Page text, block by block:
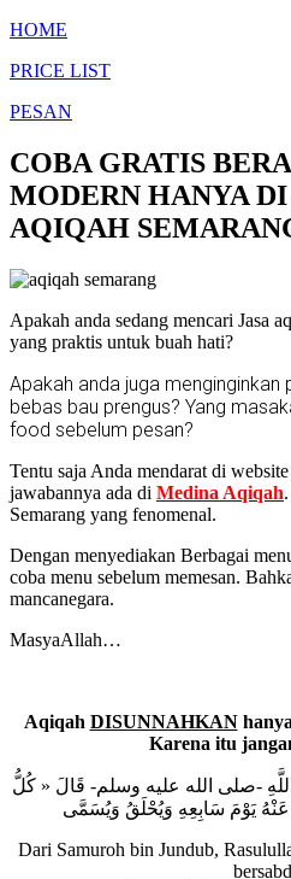
HOME
PRICE LIST
PESAN
COBA GRATIS
MODERN HANYA
AQIQAH
Apakah anda sedang mencari Jasa
yang praktis untuk buah hati?
Apakah anda juga menginginkan
bebas bau prengus? Yang
food sebelum pesan?
Tentu saja Anda mendarat di
jawabannya ada di Medina Aqiqah
Semarang yang fenomenal.
Dengan menyediakan Berbagai
coba menu sebelum memesan.
mancanegara.
MasyaAllah…
Aqiqah DISUNNAHKAN
Karena itu
-صلى الله عليه وسلم- قَالَ « كُلُّ
Dari Samuroh bin Jundub,